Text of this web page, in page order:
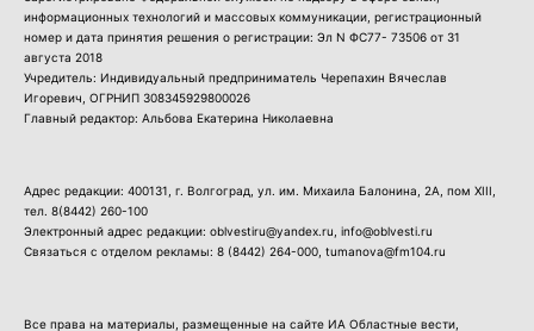
информационных технологий и массовых коммуникации, регистрационный
номер и дата принятия решения о регистрации: Эл N ФС77- 73506 от 31
августа 2018
Учредитель: Индивидуальный предприниматель Черепахин Вячеслав
Игоревич, ОГРНИП 308345929800026
Главный редактор: Альбова Екатерина Николаевна
Адрес редакции: 400131, г. Волгоград, ул. им. Михаила Балонина, 2А, пом XIII,
тел. 8(8442) 260-100
Электронный адрес редакции: oblvestiru@yandex.ru, info@oblvesti.ru
Связаться с отделом рекламы: 8 (8442) 264-000 , tumanova@fm104.ru
Все права на материалы, размещенные на сайте ИА Областные вести,